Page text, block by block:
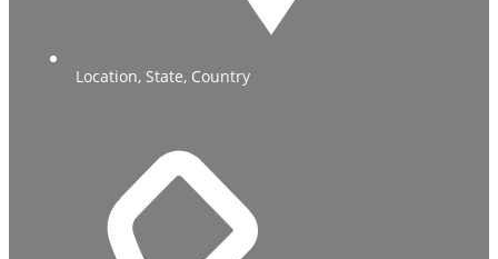
Location, State, Country